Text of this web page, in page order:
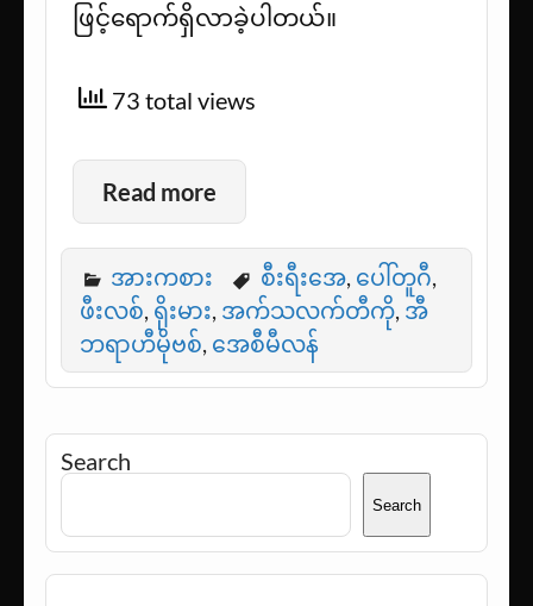
ဖြင့်ရောက်ရှိလာခဲ့ပါတယ်။
73 total views
Read more
အားကစား စီးရီးအေ, ပေါ်တူဂီ,
ဖီးလစ်, ရိုးမား, အက်သလက်တီကို, အီ
ဘရာဟီမိုဗစ်, အေစီမီလန်
Search
Search